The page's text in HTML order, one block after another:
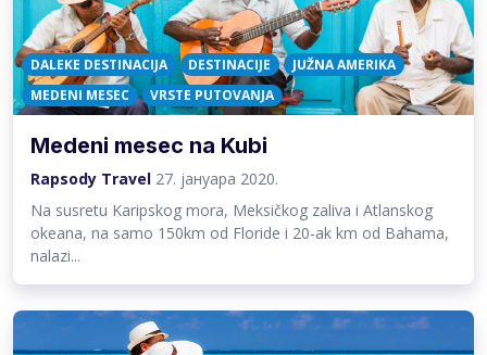
DALEKE DESTINACIJA DESTINACIJE
JUŽNA AMERIKA
MEDENI MESEC
VRSTE PUTOVANJA
Medeni mesec na Kubi
Rapsody Travel 27. јануара 2020.
Na susretu Karipskog mora, Meksičkog zaliva i Atlanskog
okeana, na samo 150km od Floride i 20-ak km od Bahama,
nalazi...